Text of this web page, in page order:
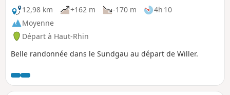
12,98 km
+162 m -170 m
4h 10
Moyenne
Départ à Haut-Rhin
Belle randonnée dans le Sundgau au départ de Willer.